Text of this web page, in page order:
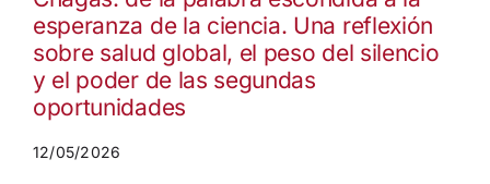
RECURSOS
CHAGASCHAT
OBSERVATORIO
CONTACTO
esperanza de la ciencia. Una reflexión
sobre salud global, el peso del silencio
y el poder de las segundas
oportunidades
12/05/2026